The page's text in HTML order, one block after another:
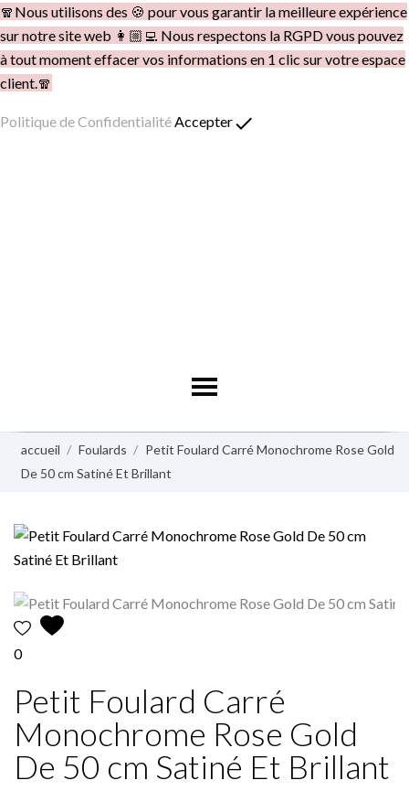
🧣Nous utilisons des 🍪 pour vous garantir la meilleure expérience
sur notre site web 👩🏼‍💻 Nous respectons la RGPD vous pouvez
à tout moment effacer vos informations en 1 clic sur votre espace
client.🧣
Politique de ConfidentialitéAccepterdone
accueil Foulards
Petit Foulard Carré Monochrome Rose Gold
De 50 cm Satiné Et Brillant
0
Petit Foulard Carré
Monochrome Rose Gold
De 50 cm Satiné Et Brillant